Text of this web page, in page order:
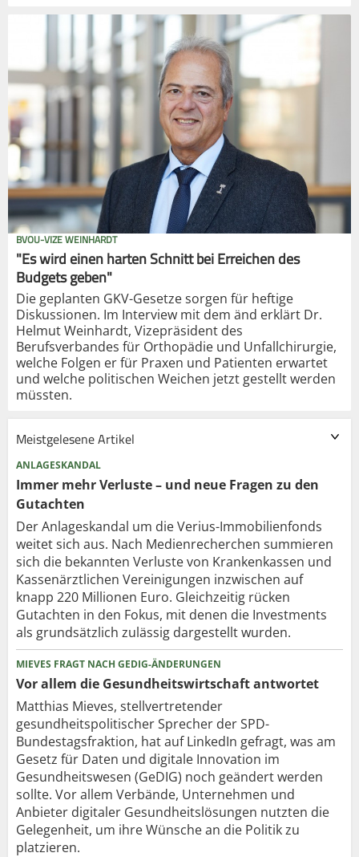
BVOU-VIZE WEINHARDT
"Es wird einen harten Schnitt bei Erreichen des
Budgets geben"
Die geplanten GKV-Gesetze sorgen für heftige
Diskussionen. Im Interview mit dem änd erklärt Dr.
Helmut Weinhardt, Vizepräsident des
Berufsverbandes für Orthopädie und Unfallchirurgie,
welche Folgen er für Praxen und Patienten erwartet
und welche politischen Weichen jetzt gestellt werden
müssten.
Meistgelesene Artikel
ANLAGESKANDAL
Immer mehr Verluste – und neue Fragen zu den
Gutachten
Der Anlageskandal um die Verius-Immobilienfonds
weitet sich aus. Nach Medienrecherchen summieren
sich die bekannten Verluste von Krankenkassen und
Kassenärztlichen Vereinigungen inzwischen auf
knapp 220 Millionen Euro. Gleichzeitig rücken
Gutachten in den Fokus, mit denen die Investments
als grundsätzlich zulässig dargestellt wurden.
MIEVES FRAGT NACH GEDIG-ÄNDERUNGEN
Vor allem die Gesundheits­wirtschaft antwortet
Matthias Mieves, stellvertretender
gesundheitspolitischer Sprecher der SPD-
Bundestagsfraktion, hat auf LinkedIn gefragt, was am
Gesetz für Daten und digitale Innovation im
Gesundheitswesen (GeDIG) noch geändert werden
sollte. Vor allem Verbände, Unternehmen und
Anbieter digitaler Gesundheitslösungen nutzten die
Gelegenheit, um ihre Wünsche an die Politik zu
platzieren.